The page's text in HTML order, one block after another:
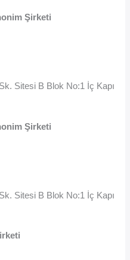
Şirketi
Sitesi B Blok No:1 İç Kapı
Şirketi
Sitesi B Blok No:1 İç Kapı